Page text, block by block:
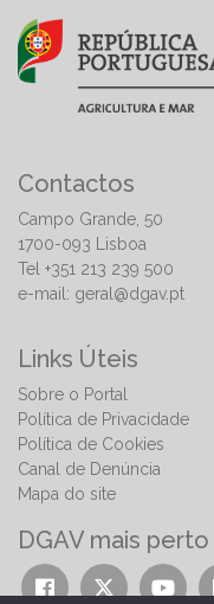
Contactos
Campo Grande, 50
1700-093 Lisboa
Tel +351 213 239 500
e-mail: geral@dgav.pt
Links Úteis
Sobre o Portal
Política de Privacidade
Política de Cookies
Canal de Denúncia
Mapa do site
DGAV mais perto